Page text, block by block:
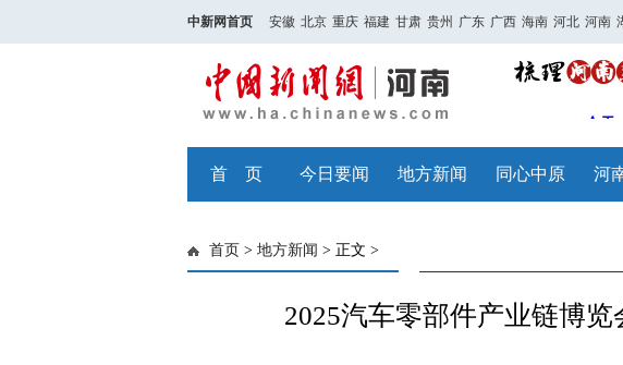
中新网首页 安徽 北京 重庆 福建 甘肃 贵州 广东 广西 海南 河北 河南
首 页 今日要闻 地方新闻 同心中原 河
首页 > 地方新闻 > 正文 >
2025汽车零部件产业链博